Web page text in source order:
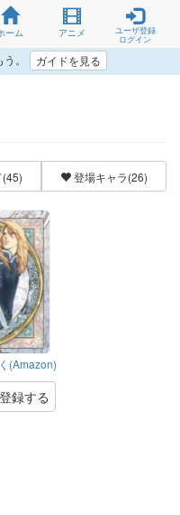
ーム アニメ
ユーザ登録
ログイン
。 ガイドを見る
(45) 登場キャラ(26)
(Amazon)
録する